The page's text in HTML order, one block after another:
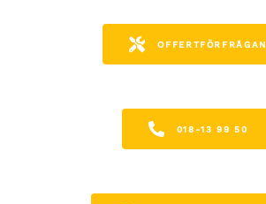
OFFERTFÖRFRÅGAN
018-13 99 50